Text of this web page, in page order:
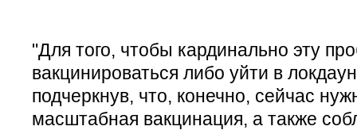
"Для того, чтобы кардинально эту
вакцинироваться либо уйти в
подчеркнув, что, конечно, сейчас
масштабная вакцинация, а также